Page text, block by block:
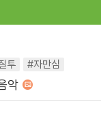
투 #자만심